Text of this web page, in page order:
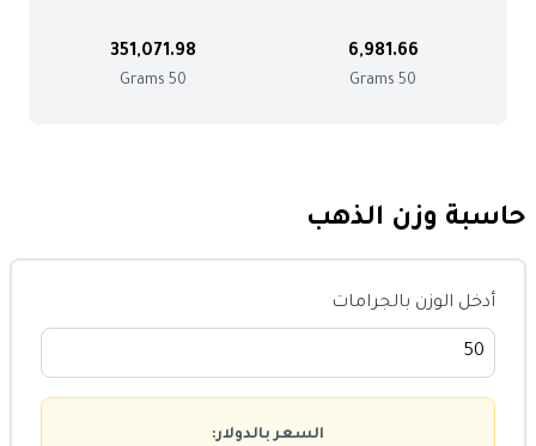
6,981.66
50 Grams
351,071.98
50 Grams
حاسبة وزن الذهب
أدخل الوزن بالجرامات
السعر بالدولار: